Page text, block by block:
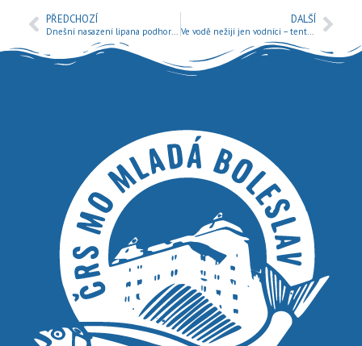
PŘEDCHOZÍ
Dnešní nasazení lipana podhorního na Jizeru 4.
DALŠÍ
Ve vodě nežijí jen vodníci – tentokrát v Mladé Boleslavi